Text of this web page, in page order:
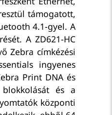
támogatott,
4.1-gyel. A
A ZD621-HC
Zebra címkézési
ingyenes
Print DNA és
blokkolását és a
központi